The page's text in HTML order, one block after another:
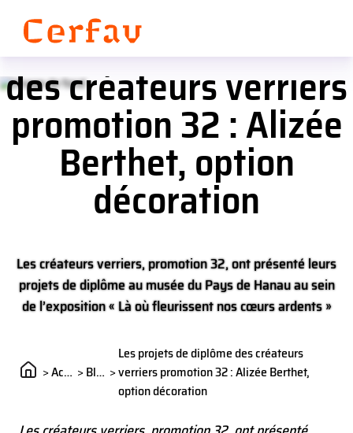
Les projets de diplôme
des créateurs verriers
promotion 32 : Alizée
Berthet, option
décoration
Les créateurs verriers, promotion 32, ont présenté leurs
projets de diplôme au musée du Pays de Hanau au sein
de l’exposition « Là où fleurissent nos cœurs ardents »
> Actualités > Blog >
Les projets de diplôme des créateurs
verriers promotion 32 : Alizée Berthet,
option décoration